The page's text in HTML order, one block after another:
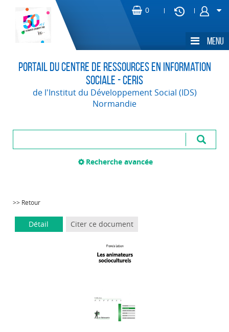
Portail du Centre de Ressources en Information
Sociale - CERIS
de l'Institut du Développement Social (IDS)
Normandie
Recherche avancée
>> Retour
Détail Citer ce document